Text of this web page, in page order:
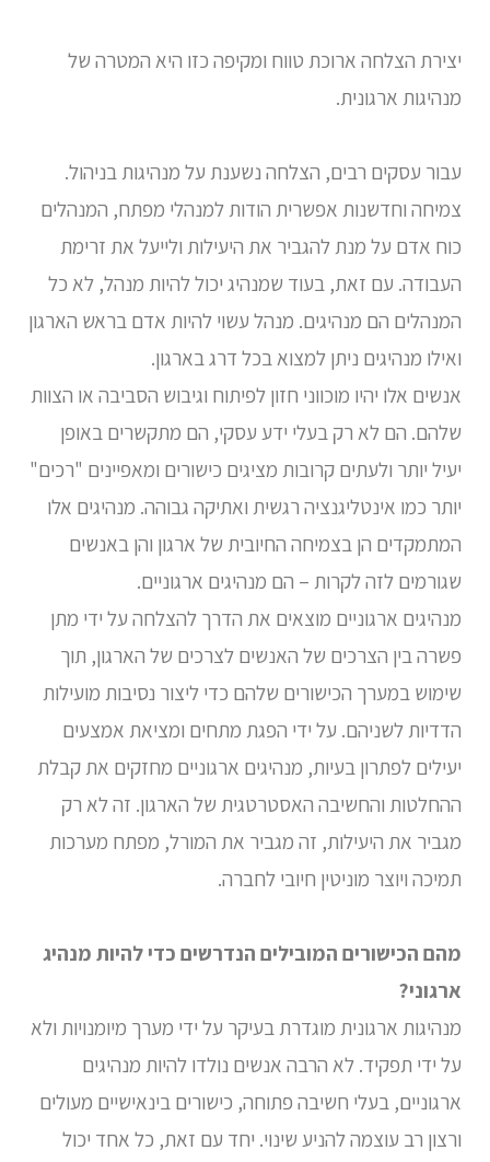
יצירת הצלחה ארוכת טווח ומקיפה כזו היא המטרה של
מנהיגות ארגונית.
עבור עסקים רבים, הצלחה נשענת על מנהיגות בניהול.
צמיחה וחדשנות אפשרית הודות למנהלי מפתח, המנהלים
כוח אדם על מנת להגביר את היעילות ולייעל את זרימת
העבודה. עם זאת, בעוד שמנהיג יכול להיות מנהל, לא כל
המנהלים הם מנהיגים. מנהל עשוי להיות אדם בראש הארגון
ואילו מנהיגים ניתן למצוא בכל דרג בארגון.
אנשים אלו יהיו מוכווני חזון לפיתוח וגיבוש הסביבה או הצוות
שלהם. הם לא רק בעלי ידע עסקי, הם מתקשרים באופן
יעיל יותר ולעתים קרובות מציגים כישורים ומאפיינים "רכים"
יותר כמו אינטליגנציה רגשית ואתיקה גבוהה. מנהיגים אלו
המתמקדים הן בצמיחה החיובית של ארגון והן באנשים
שגורמים לזה לקרות – הם מנהיגים ארגוניים.
מנהיגים ארגוניים מוצאים את הדרך להצלחה על ידי מתן
פשרה בין הצרכים של האנשים לצרכים של הארגון, תוך
שימוש במערך הכישורים שלהם כדי ליצור נסיבות מועילות
הדדיות לשניהם. על ידי הפגת מתחים ומציאת אמצעים
יעילים לפתרון בעיות, מנהיגים ארגוניים מחזקים את קבלת
ההחלטות והחשיבה האסטרטגית של הארגון. זה לא רק
מגביר את היעילות, זה מגביר את המורל, מפתח מערכות
תמיכה ויוצר מוניטין חיובי לחברה.
מהם הכישורים המובילים הנדרשים כדי להיות מנהיג
ארגוני?
מנהיגות ארגונית מוגדרת בעיקר על ידי מערך מיומנויות ולא
על ידי תפקיד. לא הרבה אנשים נולדו להיות מנהיגים
ארגוניים, בעלי חשיבה פתוחה, כישורים בינאישיים מעולים
ורצון רב עוצמה להניע שינוי. יחד עם זאת, כל אחד יכול